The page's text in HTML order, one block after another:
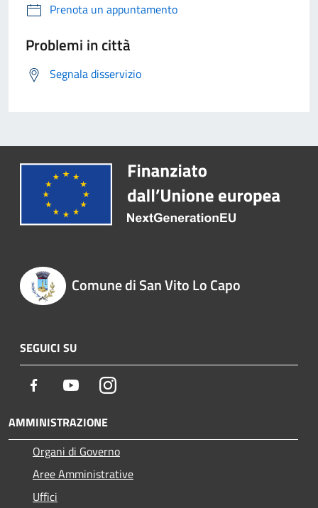
Prenota un appuntamento
Problemi in città
Segnala disservizio
Comune di San Vito Lo Capo
SEGUICI SU
Facebook YoutubeInstagram
AMMINISTRAZIONE
Organi di Governo
Aree Amministrative
Uffici